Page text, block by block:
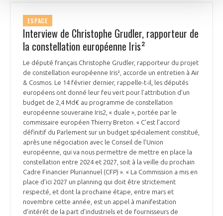
ESPACE
Interview de Christophe Grudler, rapporteur de
la constellation européenne Iris²
Le député français Christophe Grudler, rapporteur du projet
de constellation européenne Iris², accorde un entretien à Air
& Cosmos. Le 14 février dernier, rappelle-t-il, les députés
européens ont donné leur feu vert pour l’attribution d’un
budget de 2,4 Md€ au programme de constellation
européenne souveraine Iris2, « duale », portée par le
commissaire européen Thierry Breton. « C’est l’accord
définitif du Parlement sur un budget spécialement constitué,
après une négociation avec le Conseil de l’Union
européenne, qui va nous permettre de mettre en place la
constellation entre 2024 et 2027, soit à la veille du prochain
Cadre Financier Pluriannuel (CFP) ». « La Commission a mis en
place d’ici 2027 un planning qui doit être strictement
respecté, et dont la prochaine étape, entre mars et
novembre cette année, est un appel à manifestation
d’intérêt de la part d’industriels et de fournisseurs de